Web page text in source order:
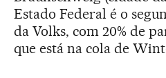
Estado Federal é o
da Volks, com 20% de
que está na cola de